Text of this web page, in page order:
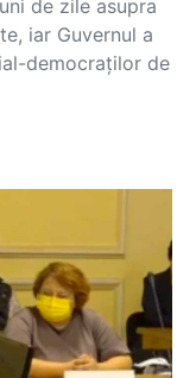
de zile asupra
iar Guvernul a
democraţilor de